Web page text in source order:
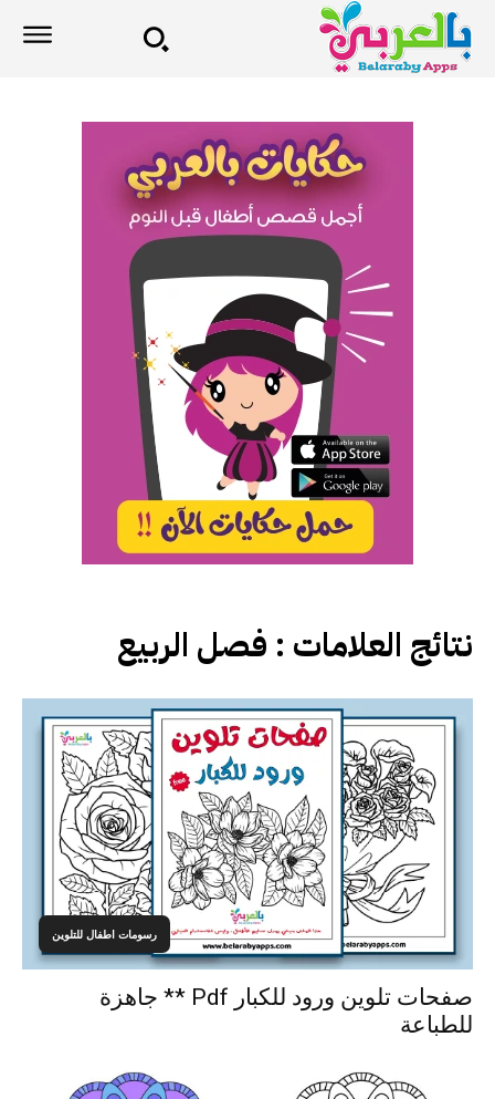
نتائج العلامات : فصل الربيع
رسومات اطفال للتلوين
صفحات تلوين ورود للكبار Pdf ** جاهزة
للطباعة